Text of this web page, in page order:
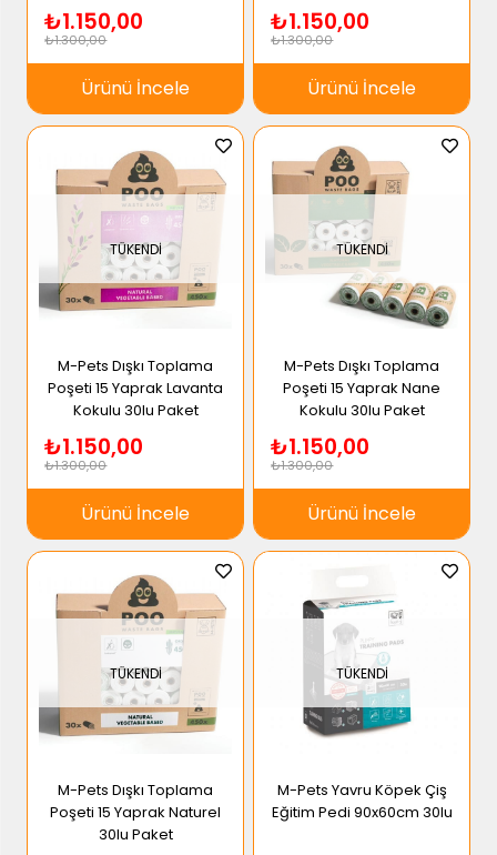
₺1.150,00
₺1.300,00
Ürünü İncele
₺1.150,00
₺1.300,00
Ürünü İncele
TÜKENDI
M-Pets Dışkı Toplama
Poşeti 15 Yaprak Lavanta
Kokulu 30lu Paket
₺1.150,00
₺1.300,00
Ürünü İncele
TÜKENDI
M-Pets Dışkı Toplama
Poşeti 15 Yaprak Nane
Kokulu 30lu Paket
₺1.150,00
₺1.300,00
Ürünü İncele
TÜKENDI
M-Pets Dışkı Toplama
Poşeti 15 Yaprak Naturel
30lu Paket
TÜKENDI
M-Pets Yavru Köpek Çiş
Eğitim Pedi 90x60cm 30lu